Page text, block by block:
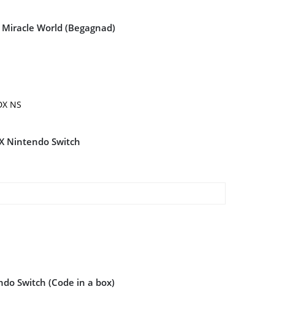
World (Begagnad)
Nintendo Switch
Switch (Code in a box)